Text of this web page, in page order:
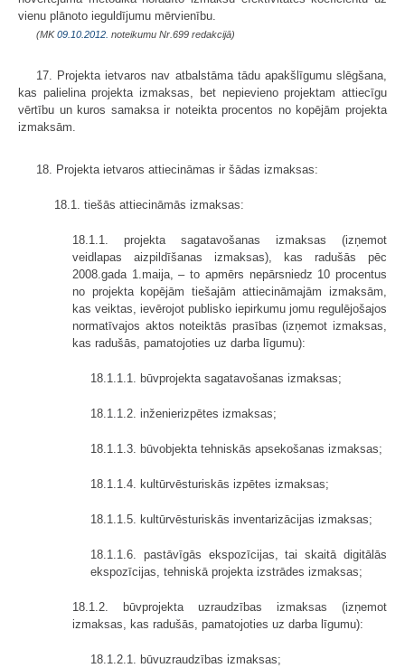
vienu plānoto ieguldījumu mērvienību.
(MK09.10.2012. noteikumu Nr.699 redakcijā)
17. Projekta ietvaros nav atbalstāma tādu apakšlīgumu slēgšana,
kas palielina projekta izmaksas, bet nepievieno projektam attiecīgu
vērtību un kuros samaksa ir noteikta procentos no kopējām projekta
izmaksām.
18. Projekta ietvaros attiecināmas ir šādas izmaksas:
18.1. tiešās attiecināmās izmaksas:
18.1.1. projekta sagatavošanas izmaksas (izņemot
veidlapas aizpildīšanas izmaksas), kas radušās pēc
2008.gada 1.maija, – to apmērs nepārsniedz 10 procentus
no projekta kopējām tiešajām attiecināmajām izmaksām,
kas veiktas, ievērojot publisko iepirkumu jomu regulējošajos
normatīvajos aktos noteiktās prasības (izņemot izmaksas,
kas radušās, pamatojoties uz darba līgumu):
18.1.1.1. būvprojekta sagatavošanas izmaksas;
18.1.1.2. inženierizpētes izmaksas;
18.1.1.3. būvobjekta tehniskās apsekošanas izmaksas;
18.1.1.4. kultūrvēsturiskās izpētes izmaksas;
18.1.1.5. kultūrvēsturiskās inventarizācijas izmaksas;
18.1.1.6. pastāvīgās ekspozīcijas, tai skaitā digitālās
ekspozīcijas, tehniskā projekta izstrādes izmaksas;
18.1.2. būvprojekta uzraudzības izmaksas (izņemot
izmaksas, kas radušās, pamatojoties uz darba līgumu):
18.1.2.1. būvuzraudzības izmaksas;